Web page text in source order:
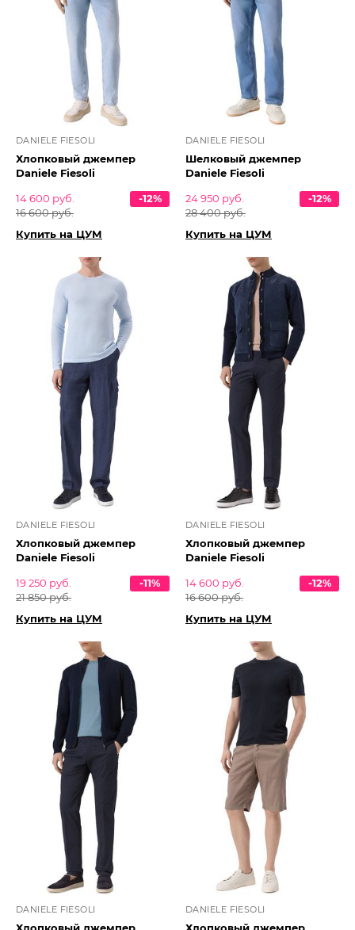
DANIELE FIESOLI
Хлопковый джемпер
Daniele Fiesoli
14 600 руб.
16 600 руб.
-12%
Купить на ЦУМ
DANIELE FIESOLI
Шелковый джемпер
Daniele Fiesoli
24 950 руб.
28 400 руб.
-12%
Купить на ЦУМ
DANIELE FIESOLI
Хлопковый джемпер
Daniele Fiesoli
19 250 руб.
21 850 руб.
-11%
Купить на ЦУМ
DANIELE FIESOLI
Хлопковый джемпер
Daniele Fiesoli
14 600 руб.
16 600 руб.
-12%
Купить на ЦУМ
DANIELE FIESOLI DANIELE FIESOLI